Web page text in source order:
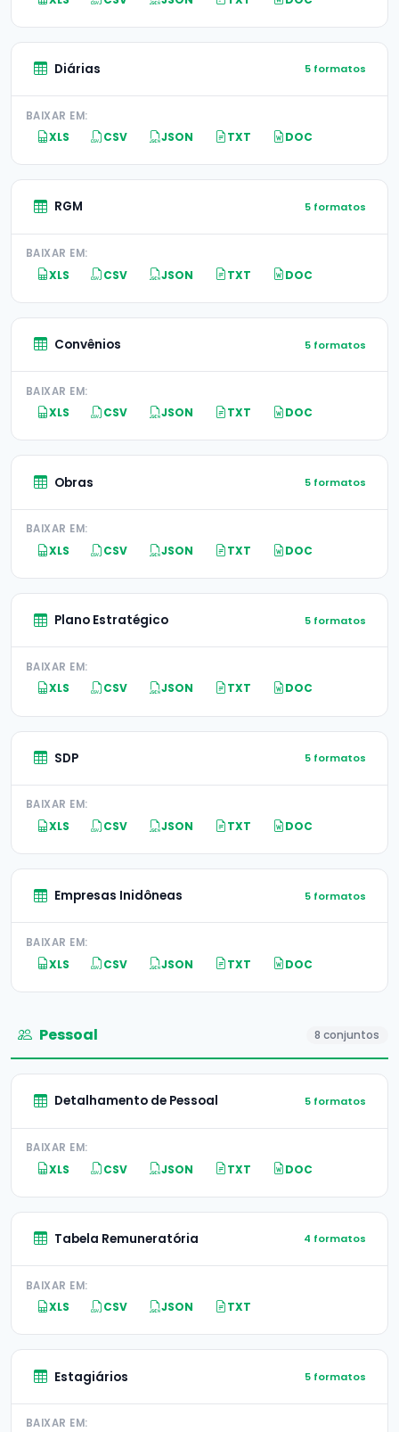
Diárias 5 formatos
BAIXAR EM:
XLS CSV JSON TXT DOC
RGM 5 formatos
BAIXAR EM:
XLS CSV JSON TXT DOC
Convênios 5 formatos
BAIXAR EM:
XLS CSV JSON TXT DOC
Obras 5 formatos
BAIXAR EM:
XLS CSV JSON TXT DOC
Plano Estratégico 5 formatos
BAIXAR EM:
XLS CSV JSON TXT DOC
SDP 5 formatos
BAIXAR EM:
XLS CSV JSON TXT DOC
Empresas Inidôneas 5 formatos
BAIXAR EM:
XLS CSV JSON TXT DOC
Pessoal 8 conjuntos
Detalhamento de Pessoal 5 formatos
BAIXAR EM:
XLS CSV JSON TXT DOC
Tabela Remuneratória 4 formatos
BAIXAR EM:
XLS CSV JSON TXT
Estagiários 5 formatos
BAIXAR EM: